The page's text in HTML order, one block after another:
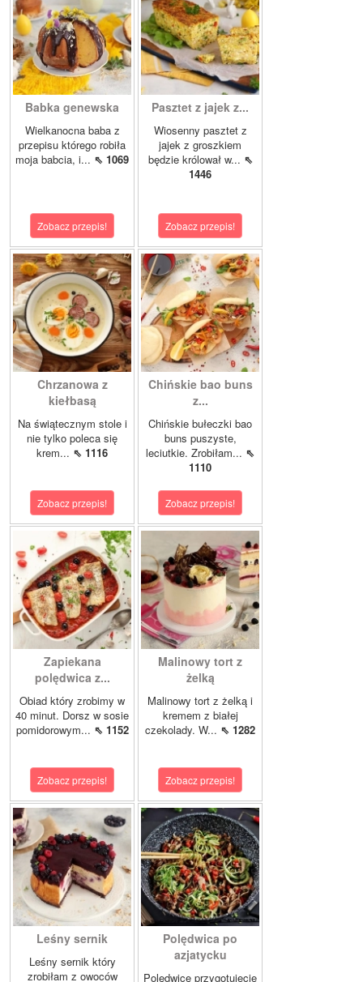
Babka genewska
Wielkanocna baba z
przepisu którego robiła
moja babcia, i... ⇖ 1069
Zobacz przepis!
Pasztet z jajek z...
Wiosenny pasztet z
jajek z groszkiem
będzie królował w... ⇖
1446
Zobacz przepis!
Chrzanowa z
kiełbasą
Na świątecznym stole i
nie tylko poleca się
krem... ⇖ 1116
Zobacz przepis!
Chińskie bao buns
z...
Chińskie bułeczki bao
buns puszyste,
leciutkie. Zrobiłam... ⇖
1110
Zobacz przepis!
Zapiekana
polędwica z...
Obiad który zrobimy w
40 minut. Dorsz w sosie
pomidorowym... ⇖ 1152
Zobacz przepis!
Malinowy tort z
żelką
Malinowy tort z żelką i
kremem z białej
czekolady. W... ⇖ 1282
Zobacz przepis!
Leśny sernik
Leśny sernik który
zrobiłam z owoców
Polędwica po
azjatycku
Polędwicę przygotujecie